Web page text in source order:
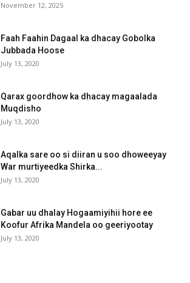
November 12, 2025
Faah Faahin Dagaal ka dhacay Gobolka
Jubbada Hoose
July 13, 2020
Qarax goordhow ka dhacay magaalada
Muqdisho
July 13, 2020
Aqalka sare oo si diiran u soo dhoweeyay
War murtiyeedka Shirka...
July 13, 2020
Gabar uu dhalay Hogaamiyihii hore ee
Koofur Afrika Mandela oo geeriyootay
July 13, 2020